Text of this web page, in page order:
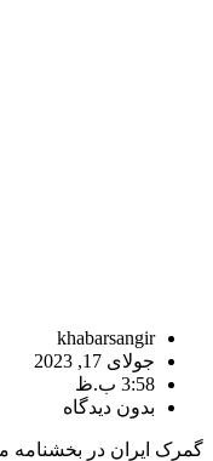
khabarsangir
جولای 17, 2023
3:58 ب.ظ
بدون دیدگاه
گمرک ایران در بخشنامه‌